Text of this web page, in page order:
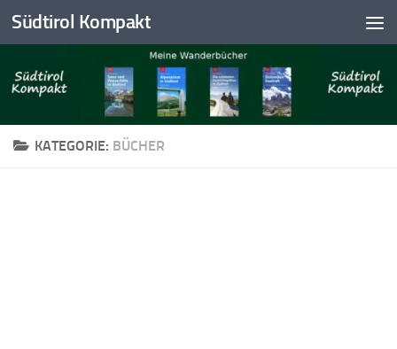
Skip to content
Südtirol Kompakt
KATEGORIE: BÜCHER